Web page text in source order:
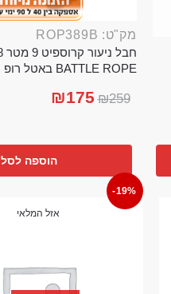
מק"ט: ROP389B
BATTLE ROPE באטל רופ
₪259
₪175
הוספה לסל
-19%
אזל המלאי